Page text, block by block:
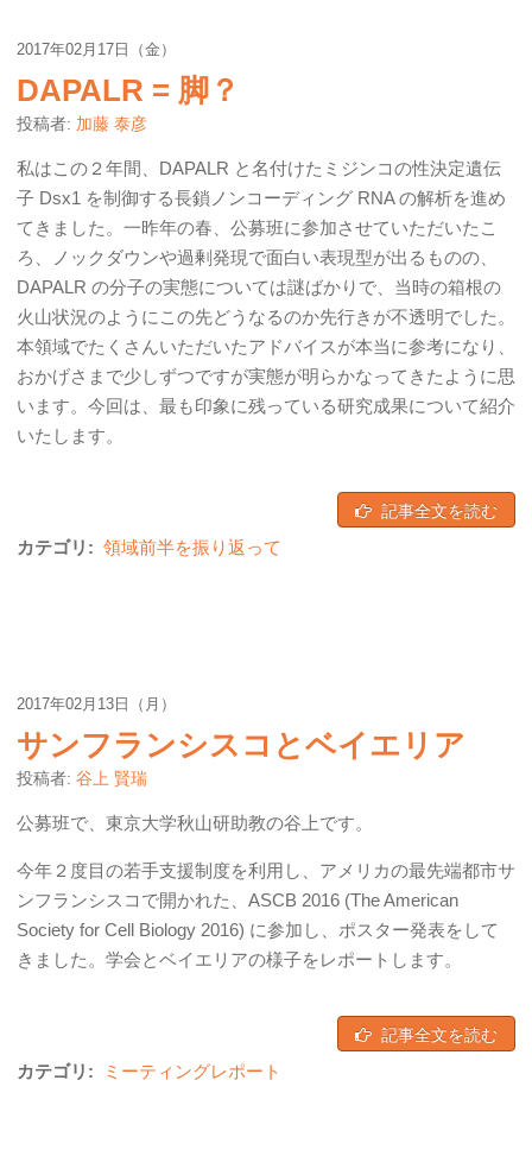
2017年02月17日（金）
DAPALR = 脚？
投稿者: 加藤 泰彦
私はこの２年間、DAPALR と名付けたミジンコの性決定遺伝
子 Dsx1 を制御する長鎖ノンコーディング RNA の解析を進め
てきました。一昨年の春、公募班に参加させていただいたこ
ろ、ノックダウンや過剰発現で面白い表現型が出るものの、
DAPALR の分子の実態については謎ばかりで、当時の箱根の
火山状況のようにこの先どうなるのか先行きが不透明でした。
本領域でたくさんいただいたアドバイスが本当に参考になり、
おかげさまで少しずつですが実態が明らかなってきたように思
います。今回は、最も印象に残っている研究成果について紹介
いたします。
記事全文を読む
カテゴリ: 領域前半を振り返って
2017年02月13日（月）
サンフランシスコとベイエリア
投稿者: 谷上 賢瑞
公募班で、東京大学秋山研助教の谷上です。
今年２度目の若手支援制度を利用し、アメリカの最先端都市サ
ンフランシスコで開かれた、ASCB 2016 (The American
Society for Cell Biology 2016) に参加し、ポスター発表をして
きました。学会とベイエリアの様子をレポートします。
記事全文を読む
カテゴリ: ミーティングレポート